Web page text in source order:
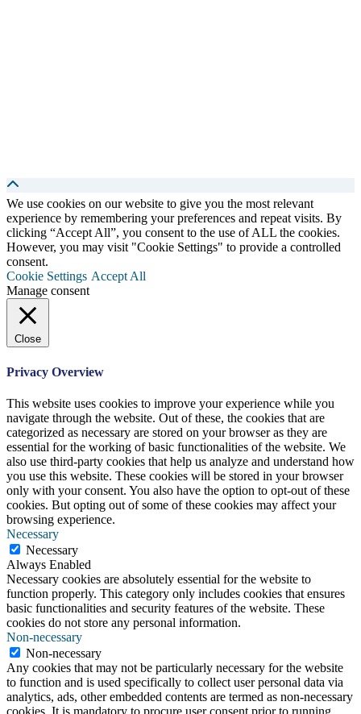
We use cookies on our website to give you the most relevant
experience by remembering your preferences and repeat visits. By
clicking “Accept All”, you consent to the use of ALL the cookies.
However, you may visit "Cookie Settings" to provide a controlled
consent.
Cookie Settings Accept All
Manage consent
Close
Privacy Overview
This website uses cookies to improve your experience while you
navigate through the website. Out of these, the cookies that are
categorized as necessary are stored on your browser as they are
essential for the working of basic functionalities of the website. We
also use third-party cookies that help us analyze and understand how
you use this website. These cookies will be stored in your browser
only with your consent. You also have the option to opt-out of these
cookies. But opting out of some of these cookies may affect your
browsing experience.
Necessary
Necessary
Always Enabled
Necessary cookies are absolutely essential for the website to
function properly. This category only includes cookies that ensures
basic functionalities and security features of the website. These
cookies do not store any personal information.
Non-necessary
Non-necessary
Any cookies that may not be particularly necessary for the website
to function and is used specifically to collect user personal data via
analytics, ads, other embedded contents are termed as non-necessary
cookies. It is mandatory to procure user consent prior to running